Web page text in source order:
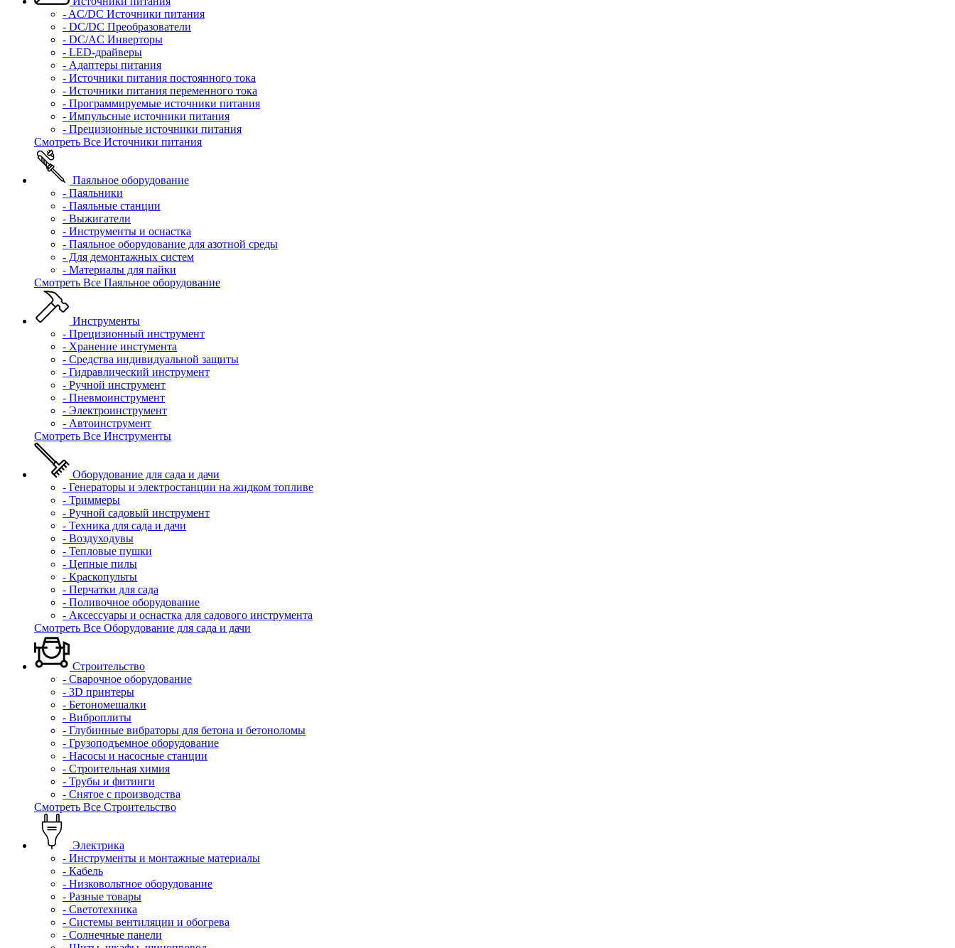
- AC/DC Источники питания
- DC/DC Преобразователи
- DC/AC Инверторы
- LED-драйверы
- Адаптеры питания
- Источники питания постоянного тока
- Источники питания переменного тока
- Программируемые источники питания
- Импульсные источники питания
- Прецизионные источники питания
Смотреть Все Источники питания
Паяльное оборудование
- Паяльники
- Паяльные станции
- Выжигатели
- Инструменты и оснастка
- Паяльное оборудование для азотной среды
- Для демонтажных систем
- Материалы для пайки
Смотреть Все Паяльное оборудование
Инструменты
- Прецизионный инструмент
- Хранение инстумента
- Средства индивидуальной защиты
- Гидравлический инструмент
- Ручной инструмент
- Пневмоинструмент
- Электроинструмент
- Автоинструмент
Смотреть Все Инструменты
Оборудование для сада и дачи
- Генераторы и электростанции на жидком топливе
- Триммеры
- Ручной садовый инструмент
- Техника для сада и дачи
- Воздуходувы
- Тепловые пушки
- Цепные пилы
- Краскопульты
- Перчатки для сада
- Поливочное оборудование
- Аксессуары и оснастка для садового инструмента
Смотреть Все Оборудование для сада и дачи
Строительство
- Сварочное оборудование
- 3D принтеры
- Бетономешалки
- Виброплиты
- Глубинные вибраторы для бетона и бетоноломы
- Грузоподъемное оборудование
- Насосы и насосные станции
- Строительная химия
- Трубы и фитинги
- Снятое с производства
Смотреть Все Строительство
Электрика
- Инструменты и монтажные материалы
- Кабель
- Низковольтное оборудование
- Разные товары
- Светотехника
- Системы вентиляции и обогрева
- Солнечные панели